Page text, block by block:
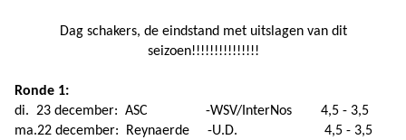
Dag schakers, de eindstand met uitslagen van dit
seizoen!!!!!!!!!!!!!!!
Ronde 1:
di. 23 december: ASC -WSV/InterNos 4,5 - 3,5
ma.22 december: Reynaerde -U.D. 4,5 - 3,5